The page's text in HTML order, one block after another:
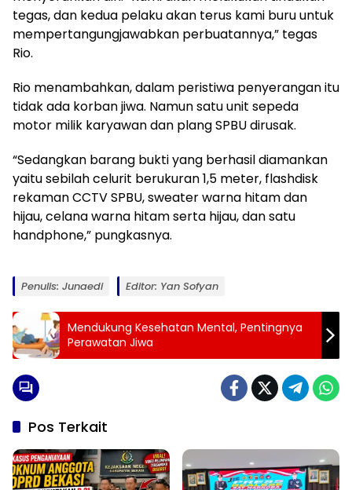
tegas, dan kedua pelaku akan terus kami buru untuk
mempertangungjawabkan perbuatannya,” tegas
Rio.
Rio menambahkan, dalam peristiwa penyerangan itu
tidak ada korban jiwa. Namun satu unit sepeda
motor milik karyawan dan plang SPBU dirusak.
“Sedangkan barang bukti yang berhasil diamankan
yaitu sebilah celurit berukuran 1,5 meter, flashdisk
rekaman CCTV SPBU, sweater warna hitam dan
hijau, celana warna hitam serta hijau, dan satu
handphone,” pungkasnya.
Penulis: Junaedi Editor: Yan Sofyan
Mendukung Kesehatan Mental, Pentingnya
Perawatan Jiwa
Pos Terkait